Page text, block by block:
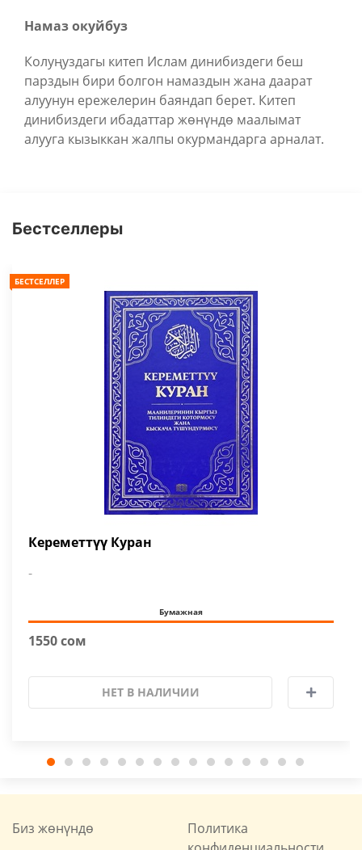
Намаз окуйбуз
Колуңуздагы китеп Ислам динибиздеги беш
парздын бири болгон намаздын жана даарат
алуунун ережелерин баяндап берет. Китеп
динибиздеги ибадаттар жөнүндө маалымат
алууга кызыккан жалпы окурмандарга арналат.
Бестселлеры
БЕСТСЕЛЛЕР
Кереметтүү Куран
-
Бумажная
1550 сом
НЕТ В НАЛИЧИИ
Биз жөнүндө
Политика